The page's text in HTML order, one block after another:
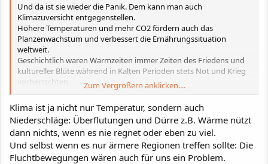
Und da ist sie wieder die Panik. Dem kann man auch
Klimazuversicht entgegenstellen.
Höhere Temperaturen und mehr CO2 fördern auch das
Planzenwachstum und verbessert die Ernährungssituation
weltweit.
Geschichtlich waren Warmzeiten immer Zeiten des Friedens und
kultureller Blüte während in Kalten Perioden stets Not und Krieg
vorherrschten.
Gruß Thomas
Zum Vergrößern anklicken....
Klima ist ja nicht nur Temperatur, sondern auch
Niederschläge: Überflutungen und Dürre z.B. Wärme nützt
dann nichts, wenn es nie regnet oder eben zu viel.
Und selbst wenn es nur ärmere Regionen treffen sollte: Die
Fluchtbewegungen wären auch für uns ein Problem.